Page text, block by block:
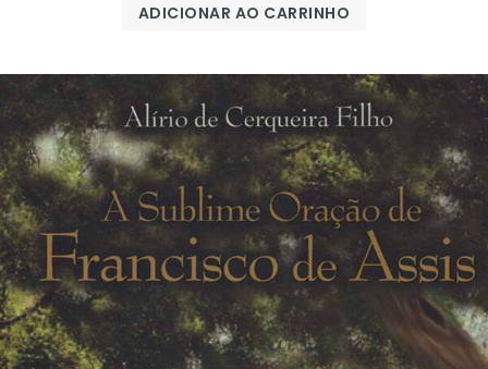
ADICIONAR AO CARRINHO